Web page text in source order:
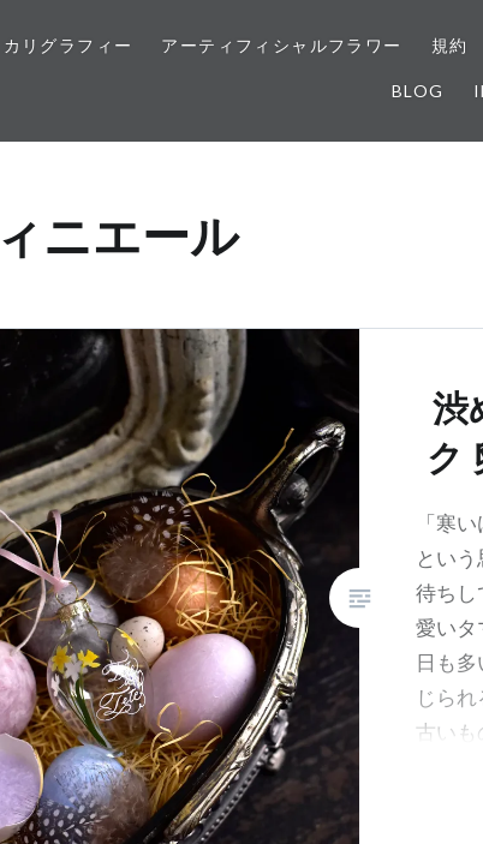
カリグラフィー アーティフィシャルフラワー 規約
BLOG
ニエール
渋
ク
「寒
とい
待ちし
愛いタ
日も
じら
古いも